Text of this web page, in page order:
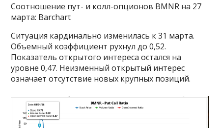
Соотношение пут- и колл-опционов BMNR на 27
марта: Barchart
Ситуация кардинально изменилась к 31 марта.
Объемный коэффициент рухнул до 0,52.
Показатель открытого интереса остался на
уровне 0,47. Неизменный открытый интерес
означает отсутствие новых крупных позиций.